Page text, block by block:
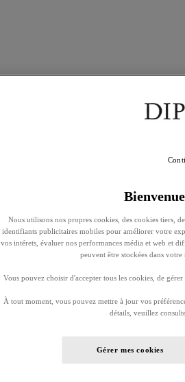
Nous utilisons nos propres cookies, des cookies tiers,
identifiants publicitaires mobiles pour améliorer votre
vos intérets, évaluer nos performances média et web et
peuvent être stockées dans
Vous pouvez choisir d'accepter tous les cookies, de
À tout moment, vous pouvez mettre à jour vos
détails, veuillez
Gérer mes cookies